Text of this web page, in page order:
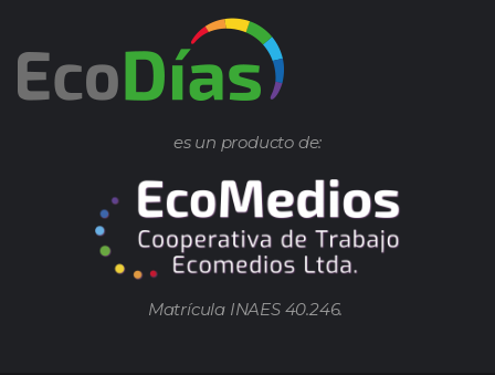
es un producto de:
Matrícula INAES 40.246.